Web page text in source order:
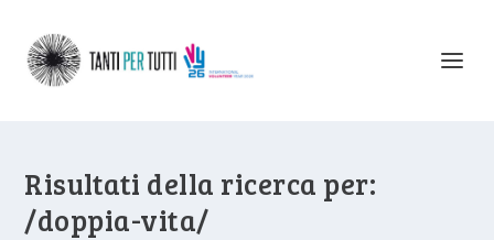
Risultati della ricerca per:
/doppia-vita/